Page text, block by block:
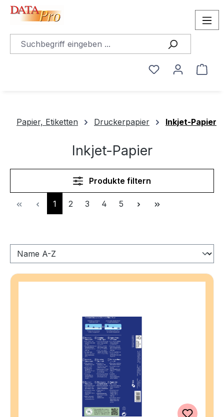
springen
Du hast 0
Papier, Etiketten Druckerpapier Inkjet-Papier
Inkjet-Papier
Produkte filtern
Seite
1 Seite
2 Seite
3 Seite
4 Seite
5